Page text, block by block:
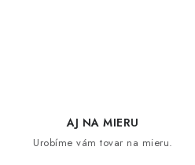
AJ NA MIERU
Urobíme vám tovar na mieru.